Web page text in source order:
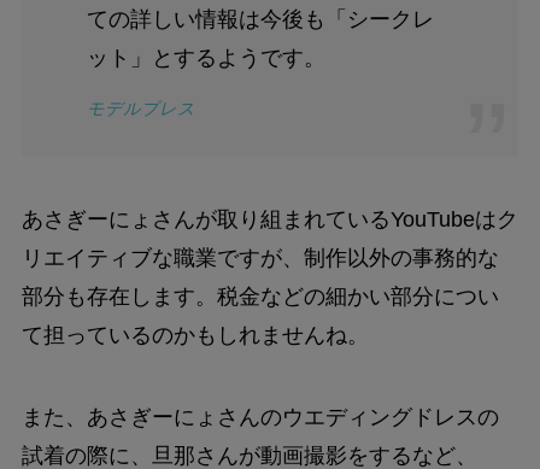
ての詳しい情報は今後も「シークレ
ット」とするようです。
モデルプレス
あさぎーにょさんが取り組まれているYouTubeはク
リエイティブな職業ですが、制作以外の事務的な
部分も存在します。税金などの細かい部分につい
て担っているのかもしれませんね。
また、あさぎーにょさんのウエディングドレスの
試着の際に、旦那さんが動画撮影をするなど、